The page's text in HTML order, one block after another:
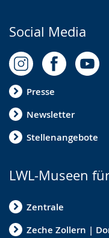
Social Media
Presse
Newsletter
Stellenangebote
LWL-Museen
Zentrale
Zeche Zollern |